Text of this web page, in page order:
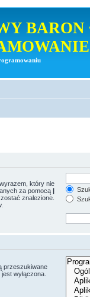
BARON
który nie
za pomocą |
znalezione.
przeszukiwane
wyłączona.